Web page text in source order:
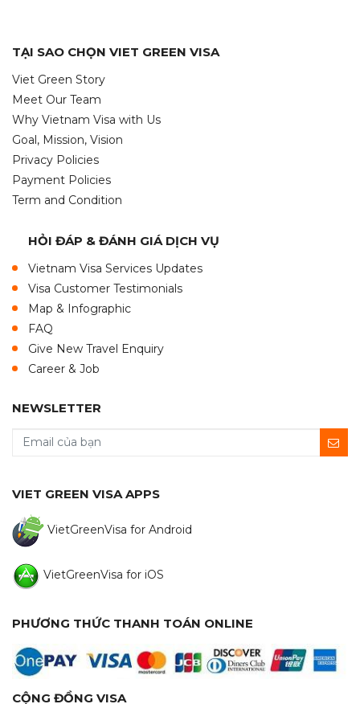
TẠI SAO CHỌN VIET GREEN VISA
Viet Green Story
Meet Our Team
Why Vietnam Visa with Us
Goal, Mission, Vision
Privacy Policies
Payment Policies
Term and Condition
HỎI ĐÁP & ĐÁNH GIÁ DỊCH VỤ
Vietnam Visa Services Updates
Visa Customer Testimonials
Map & Infographic
FAQ
Give New Travel Enquiry
Career & Job
NEWSLETTER
VIET GREEN VISA APPS
VietGreenVisa for Android
VietGreenVisa for iOS
PHƯƠNG THỨC THANH TOÁN ONLINE
CỘNG ĐỒNG VISA